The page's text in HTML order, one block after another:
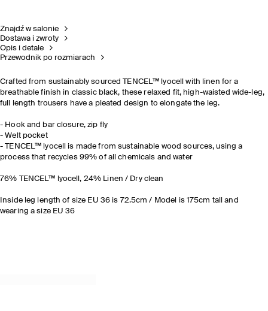
Znajdź w salonie
Dostawa i zwroty
Opis i detale
Przewodnik po rozmiarach
Crafted from sustainably sourced TENCEL™ lyocell with linen for a
breathable finish in classic black, these relaxed fit, high-waisted wide-leg,
full length trousers have a pleated design to elongate the leg.
- Hook and bar closure, zip fly
- Welt pocket
- TENCEL™ lyocell is made from sustainable wood sources, using a
process that recycles 99% of all chemicals and water
76% TENCEL™ lyocell, 24% Linen / Dry clean
Inside leg length of size EU 36 is 72.5cm / Model is 175cm tall and
wearing a size EU 36